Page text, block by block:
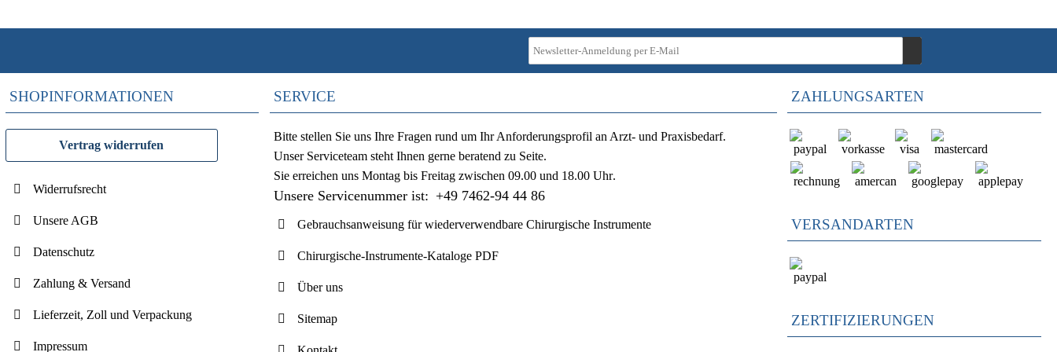
SHOPINFORMATIONEN
Vertrag widerrufen
Widerrufsrecht
Unsere AGB
Datenschutz
Zahlung & Versand
Lieferzeit, Zoll und Verpackung
Impressum
SERVICE
Bitte stellen Sie uns Ihre Fragen rund um Ihr Anforderungsprofil an Arzt- und Praxisbedarf.
Unser Serviceteam steht Ihnen gerne beratend zu Seite.
Sie erreichen uns Montag bis Freitag zwischen 09.00 und 18.00 Uhr.
Unsere Servicenummer ist: +49 7462-94 44 86
Gebrauchsanweisung für wiederverwendbare Chirurgische Instrumente
Chirurgische-Instrumente-Kataloge PDF
Über uns
Sitemap
ZAHLUNGSARTEN
VERSANDARTEN
ZERTIFIZIERUNGEN